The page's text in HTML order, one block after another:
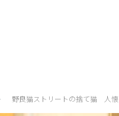
野良猫ストリートの捨て猫 人